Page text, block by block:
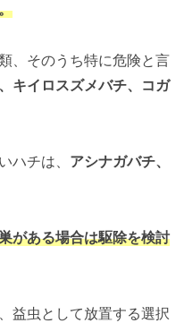
、そのうち特に危険と言
キイロスズメバチ、コガ
ハチは、 アシナガバチ、
がある場合は駆除を検討
益虫として放置する選択